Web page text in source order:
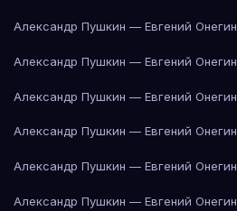
Александр Пушкин — Евгений Онегин
Александр Пушкин — Евгений Онегин
Александр Пушкин — Евгений Онегин
Александр Пушкин — Евгений Онегин
Александр Пушкин — Евгений Онегин
Александр Пушкин — Евгений Онегин